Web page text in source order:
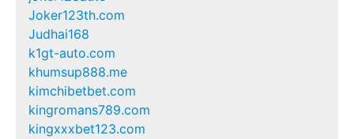
Joker123th.com
Judhai168
k1gt-auto.com
khumsup888.me
kimchibetbet.com
kingromans789.com
kingxxxbet123.com